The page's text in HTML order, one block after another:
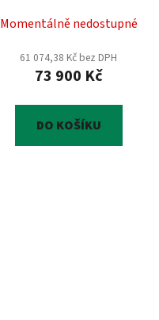
Momentálně nedostupné
61 074,38 Kč bez DPH
73 900 Kč
DO KOŠÍKU